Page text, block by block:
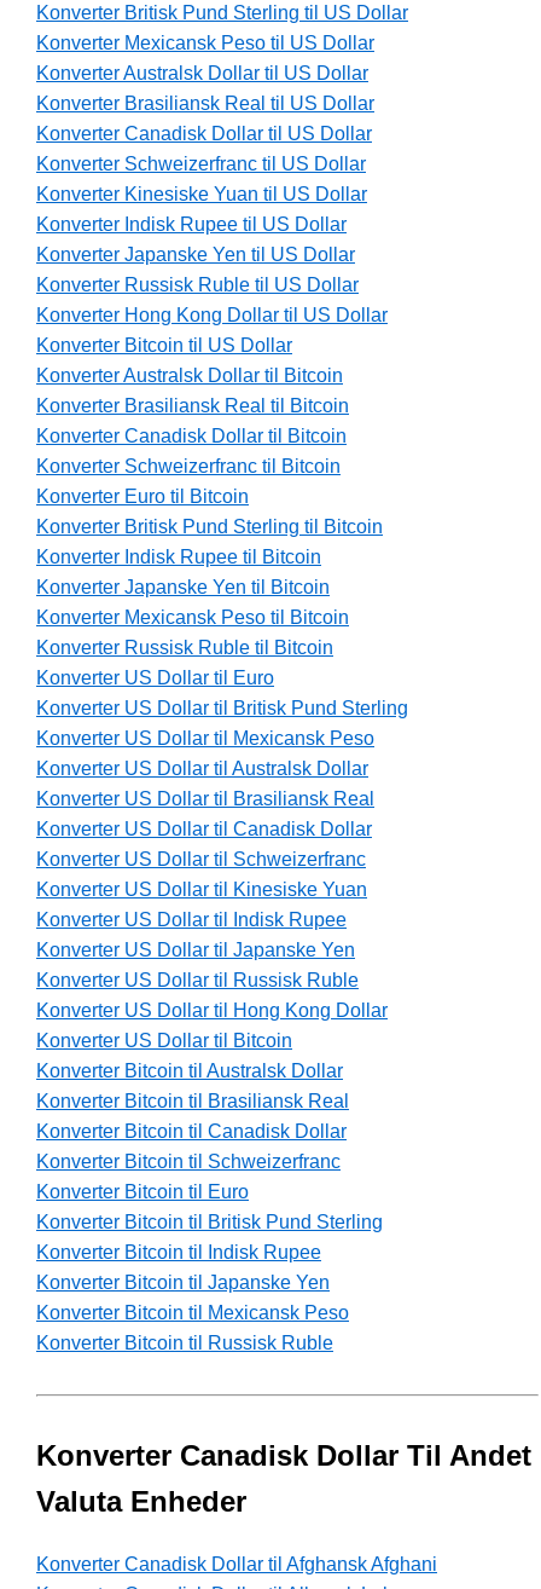
Konverter Britisk Pund Sterling til US Dollar
Konverter Mexicansk Peso til US Dollar
Konverter Australsk Dollar til US Dollar
Konverter Brasiliansk Real til US Dollar
Konverter Canadisk Dollar til US Dollar
Konverter Schweizerfranc til US Dollar
Konverter Kinesiske Yuan til US Dollar
Konverter Indisk Rupee til US Dollar
Konverter Japanske Yen til US Dollar
Konverter Russisk Ruble til US Dollar
Konverter Hong Kong Dollar til US Dollar
Konverter Bitcoin til US Dollar
Konverter Australsk Dollar til Bitcoin
Konverter Brasiliansk Real til Bitcoin
Konverter Canadisk Dollar til Bitcoin
Konverter Schweizerfranc til Bitcoin
Konverter Euro til Bitcoin
Konverter Britisk Pund Sterling til Bitcoin
Konverter Indisk Rupee til Bitcoin
Konverter Japanske Yen til Bitcoin
Konverter Mexicansk Peso til Bitcoin
Konverter Russisk Ruble til Bitcoin
Konverter US Dollar til Euro
Konverter US Dollar til Britisk Pund Sterling
Konverter US Dollar til Mexicansk Peso
Konverter US Dollar til Australsk Dollar
Konverter US Dollar til Brasiliansk Real
Konverter US Dollar til Canadisk Dollar
Konverter US Dollar til Schweizerfranc
Konverter US Dollar til Kinesiske Yuan
Konverter US Dollar til Indisk Rupee
Konverter US Dollar til Japanske Yen
Konverter US Dollar til Russisk Ruble
Konverter US Dollar til Hong Kong Dollar
Konverter US Dollar til Bitcoin
Konverter Bitcoin til Australsk Dollar
Konverter Bitcoin til Brasiliansk Real
Konverter Bitcoin til Canadisk Dollar
Konverter Bitcoin til Schweizerfranc
Konverter Bitcoin til Euro
Konverter Bitcoin til Britisk Pund Sterling
Konverter Bitcoin til Indisk Rupee
Konverter Bitcoin til Japanske Yen
Konverter Bitcoin til Mexicansk Peso
Konverter Bitcoin til Russisk Ruble
Konverter Canadisk Dollar Til Andet
Valuta Enheder
Konverter Canadisk Dollar til Afghansk Afghani